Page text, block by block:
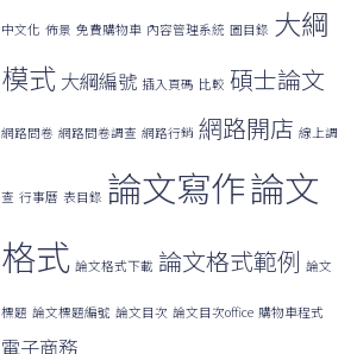
中文化 佈景 免費購物車 內容管理系統 圖目錄 大綱
模式 大綱編號 插入頁碼 比較 碩士論文
網路問卷 網路問卷調查 網路行銷 網路開店 線上調
查 行事曆 表目錄 論文寫作論文
格式 論文格式下載 論文格式範例 論文
標題 論文標題編號 論文目次 論文目次office 購物車程式
電子商務